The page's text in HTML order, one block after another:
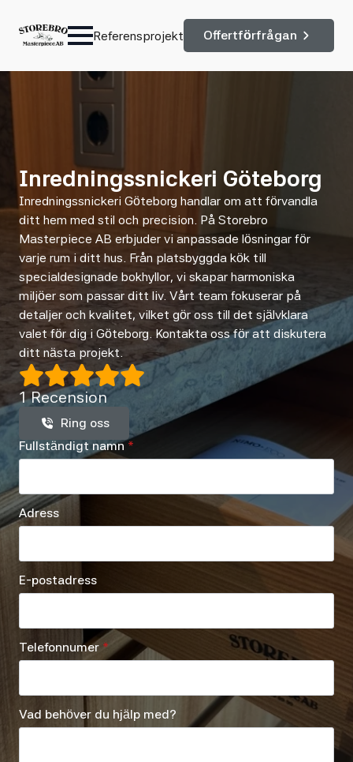
Referensprojekt Offertförfrågan
Inredningssnickeri Göteborg
Inredningssnickeri Göteborg handlar om att förvandla
ditt hem med stil och precision. På Storebro
Masterpiece AB erbjuder vi anpassade lösningar för
varje rum i ditt hus. Från platsbyggda kök till
specialdesignade bokhyllor, vi skapar harmoniska
miljöer som passar ditt liv. Vårt team fokuserar på
detaljer och kvalitet, vilket gör oss till det självklara
valet för dig i Göteborg. Kontakta oss för att diskutera
ditt nästa projekt.
1 Recension
Ring oss
Fullständigt namn *
Adress
E-postadress
Telefonnumer *
Vad behöver du hjälp med?